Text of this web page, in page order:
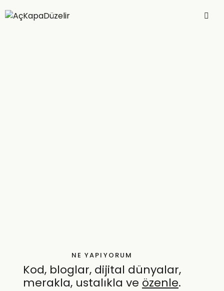
NE YAPIYORUM
Kod, bloglar, dijital dünyalar,
merakla, ustalıkla ve özenle.